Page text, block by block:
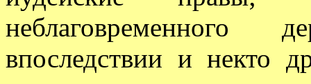
неблаговременного
впоследствии и некто